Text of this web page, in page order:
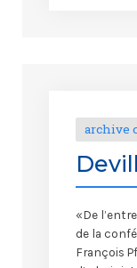
archive
«De
de la
François